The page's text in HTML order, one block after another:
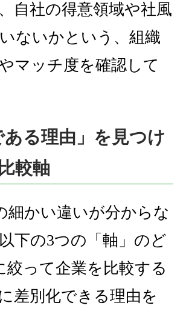
自社の得意領域や社風
ないかという、組織
マッチ度を確認して
ある理由」を見つけ
較軸
細かい違いが分からな
下の3つの「軸」のど
絞って企業を比較する
差別化できる理由を